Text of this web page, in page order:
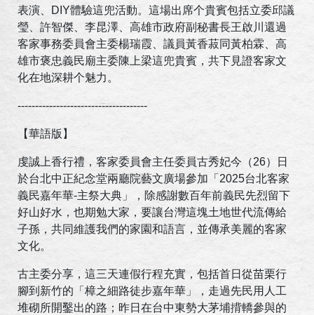
表演、DIY體驗這兜活動。這場出席个貴賓包括立委邱議
瑩、許智傑、李昆澤、高雄市政府副秘書長王啟川還過
客家事務委員會主委楊瑞霞、議員黃香菽同黃柏霖、高
雄市褒忠義民廟主委陳上梁這兜貴賓，共下見證客家文
化在地深耕个魅力。
-------------------------------------
【華語版】
虔誠上香行禮，客家委員會主任委員古秀妃今（26）日
於台北中正紀念堂兩廳院藝文廣場參加「2025台北客家
義民嘉年華-主祭大典」，除感謝數百年前義民先烈留下
好山好水，也期勉大家，要讓台灣這塊土地世代流傳給
子孫，共同維護我們的家園和語言，並傳承美麗的客家
文化。
古主委分享，這三天連假行程充實，包括首日從苗栗行
腳到新竹的「樟之細路徒步嘉年華」，走過先民用人工
堆砌所開鑿出的路；昨日在台中東勢大茅埔揹轎參與的